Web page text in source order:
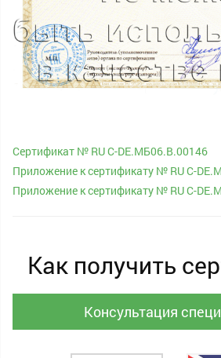
Сертификат № RU С-DE.МБ06.B.00146
Приложение к сертификату № RU С-
Приложение к сертификату № RU С-
Как получить
Консультация